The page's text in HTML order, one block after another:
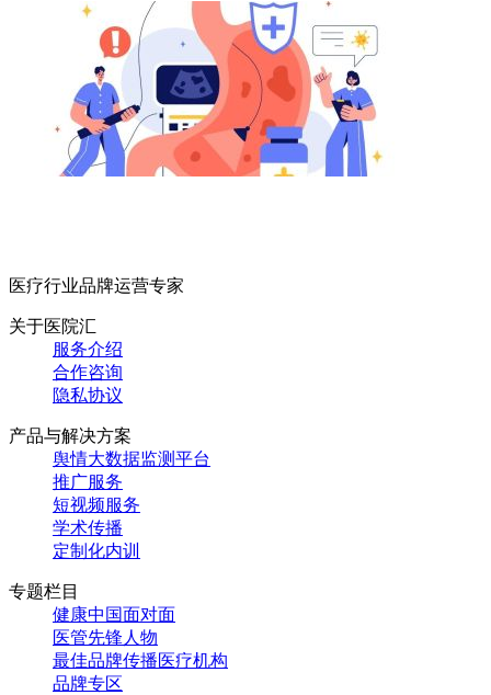
医疗行业品牌运营专家
关于医院汇
服务介绍
合作咨询
隐私协议
产品与解决方案
舆情大数据监测平台
推广服务
短视频服务
学术传播
定制化内训
专题栏目
健康中国面对面
医管先锋人物
最佳品牌传播医疗机构
品牌专区